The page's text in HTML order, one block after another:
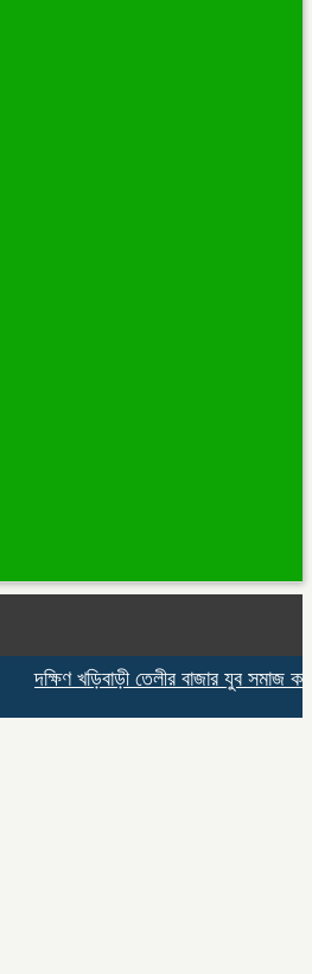
দক্ষিণ খড়িবাড়ী তেলীর বাজার যুব সমাজ